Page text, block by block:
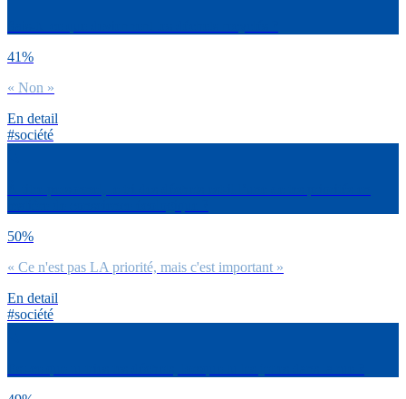
41%
« Non »
En detail
#société
50%
« Ce n'est pas LA priorité, mais c'est important »
En detail
#société